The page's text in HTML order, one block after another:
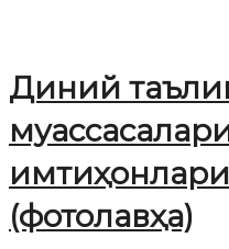
Диний
(фотолавҳа)